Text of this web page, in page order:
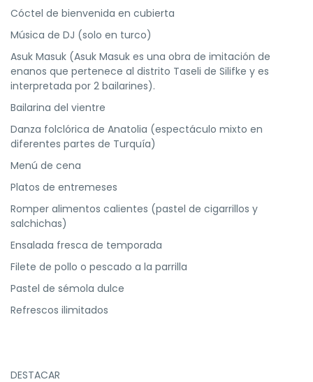
Cóctel de bienvenida en cubierta
Música de DJ (solo en turco)
Asuk Masuk (Asuk Masuk es una obra de imitación de
enanos que pertenece al distrito Taseli de Silifke y es
interpretada por 2 bailarines).
Bailarina del vientre
Danza folclórica de Anatolia (espectáculo mixto en
diferentes partes de Turquía)
Menú de cena
Platos de entremeses
Romper alimentos calientes (pastel de cigarrillos y
salchichas)
Ensalada fresca de temporada
Filete de pollo o pescado a la parrilla
Pastel de sémola dulce
Refrescos ilimitados
DESTACAR